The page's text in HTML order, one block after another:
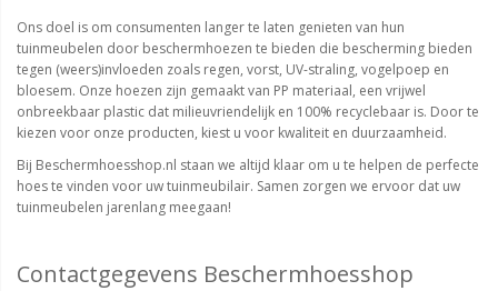
Ons doel is om consumenten langer te laten genieten van hun
tuinmeubelen door beschermhoezen te bieden die bescherming bieden
tegen (weers)invloeden zoals regen, vorst, UV-straling, vogelpoep en
bloesem. Onze hoezen zijn gemaakt van PP materiaal, een vrijwel
onbreekbaar plastic dat milieuvriendelijk en 100% recyclebaar is. Door te
kiezen voor onze producten, kiest u voor kwaliteit en duurzaamheid.
Bij Beschermhoesshop.nl staan we altijd klaar om u te helpen de perfecte
hoes te vinden voor uw tuinmeubilair. Samen zorgen we ervoor dat uw
tuinmeubelen jarenlang meegaan!
Contactgegevens Beschermhoesshop